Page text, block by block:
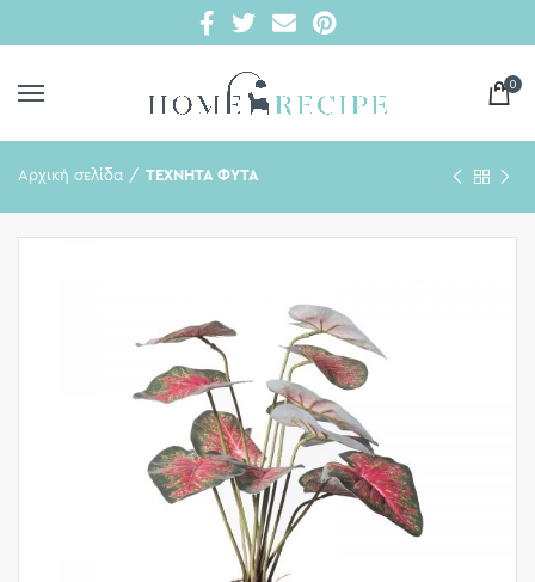
0
Αρχική σελίδα ΤΕΧΝΗΤΑ ΦΥΤΑ